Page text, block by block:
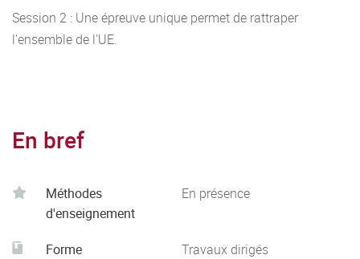
Session 2 : Une épreuve unique permet de rattraper
l'ensemble de l'UE.
En bref
Méthodes
d'enseignement
En présence
Forme
Travaux dirigés